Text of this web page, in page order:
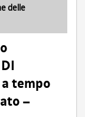
delle
tempo
–